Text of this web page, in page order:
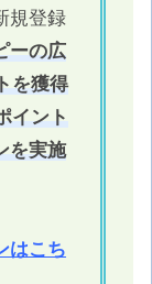
規登録
ーの広
を獲得
イント
を実施
はこち